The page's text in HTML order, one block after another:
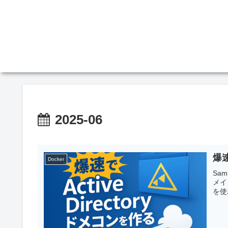
2025-06
Docker 爆
メ
を